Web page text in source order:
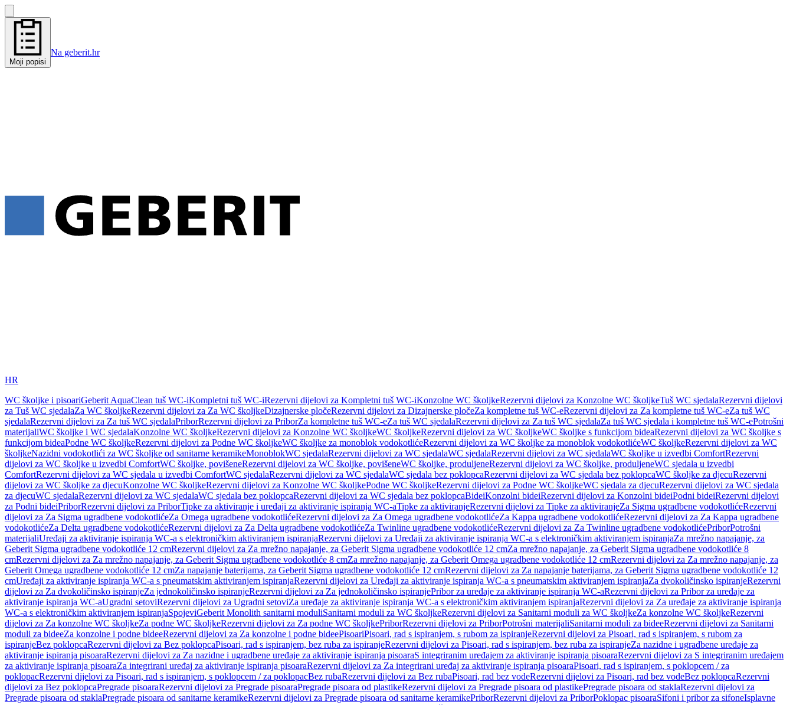
Moji popisi
Na geberit.hr
HR
WC školjke i pisoariGeberit AquaClean tuš WC-iKompletni tuš WC-iRezervni dijelovi za Kompletni tuš WC-iKonzolne WC školjkeRezervni dijelovi za Konzolne WC školjkeTuš WC sjedalaRezervni dijelovi
za Tuš WC sjedalaZa WC školjkeRezervni dijelovi za Za WC školjkeDizajnerske pločeRezervni dijelovi za Dizajnerske pločeZa kompletne tuš WC-eRezervni dijelovi za Za kompletne tuš WC-eZa tuš WC
sjedalaRezervni dijelovi za Za tuš WC sjedalaPriborRezervni dijelovi za PriborZa kompletne tuš WC-eZa tuš WC sjedalaRezervni dijelovi za Za tuš WC sjedalaZa tuš WC sjedala i kompletne tuš WC-ePotrošni
materijaliWC školjke i WC sjedalaKonzolne WC školjkeRezervni dijelovi za Konzolne WC školjkeWC školjkeRezervni dijelovi za WC školjkeWC školjke s funkcijom bideaRezervni dijelovi za WC školjke s
funkcijom bideaPodne WC školjkeRezervni dijelovi za Podne WC školjkeWC školjke za monoblok vodokotlićeRezervni dijelovi za WC školjke za monoblok vodokotlićeWC školjkeRezervni dijelovi za WC
školjkeNazidni vodokotlići za WC školjke od sanitarne keramikeMonoblokWC sjedalaRezervni dijelovi za WC sjedalaWC sjedalaRezervni dijelovi za WC sjedalaWC školjke u izvedbi ComfortRezervni
dijelovi za WC školjke u izvedbi ComfortWC školjke, povišeneRezervni dijelovi za WC školjke, povišeneWC školjke, produljeneRezervni dijelovi za WC školjke, produljeneWC sjedala u izvedbi
ComfortRezervni dijelovi za WC sjedala u izvedbi ComfortWC sjedalaRezervni dijelovi za WC sjedalaWC sjedala bez poklopcaRezervni dijelovi za WC sjedala bez poklopcaWC školjke za djecuRezervni
dijelovi za WC školjke za djecuKonzolne WC školjkeRezervni dijelovi za Konzolne WC školjkePodne WC školjkeRezervni dijelovi za Podne WC školjkeWC sjedala za djecuRezervni dijelovi za WC sjedala
za djecuWC sjedalaRezervni dijelovi za WC sjedalaWC sjedala bez poklopcaRezervni dijelovi za WC sjedala bez poklopcaBideiKonzolni bideiRezervni dijelovi za Konzolni bideiPodni bideiRezervni dijelovi
za Podni bideiPriborRezervni dijelovi za PriborTipke za aktiviranje i uređaji za aktiviranje ispiranja WC-aTipke za aktiviranjeRezervni dijelovi za Tipke za aktiviranjeZa Sigma ugradbene vodokotlićeRezervni
dijelovi za Za Sigma ugradbene vodokotlićeZa Omega ugradbene vodokotlićeRezervni dijelovi za Za Omega ugradbene vodokotlićeZa Kappa ugradbene vodokotlićeRezervni dijelovi za Za Kappa ugradbene
vodokotlićeZa Delta ugradbene vodokotlićeRezervni dijelovi za Za Delta ugradbene vodokotlićeZa Twinline ugradbene vodokotlićeRezervni dijelovi za Za Twinline ugradbene vodokotlićePriborPotrošni
materijaliUređaji za aktiviranje ispiranja WC-a s elektroničkim aktiviranjem ispiranjaRezervni dijelovi za Uređaji za aktiviranje ispiranja WC-a s elektroničkim aktiviranjem ispiranjaZa mrežno napajanje, za
Geberit Sigma ugradbene vodokotliće 12 cmRezervni dijelovi za Za mrežno napajanje, za Geberit Sigma ugradbene vodokotliće 12 cmZa mrežno napajanje, za Geberit Sigma ugradbene vodokotliće 8
cmRezervni dijelovi za Za mrežno napajanje, za Geberit Sigma ugradbene vodokotliće 8 cmZa mrežno napajanje, za Geberit Omega ugradbene vodokotliće 12 cmRezervni dijelovi za Za mrežno napajanje, za
Geberit Omega ugradbene vodokotliće 12 cmZa napajanje baterijama, za Geberit Sigma ugradbene vodokotliće 12 cmRezervni dijelovi za Za napajanje baterijama, za Geberit Sigma ugradbene vodokotliće 12
cmUređaji za aktiviranje ispiranja WC-a s pneumatskim aktiviranjem ispiranjaRezervni dijelovi za Uređaji za aktiviranje ispiranja WC-a s pneumatskim aktiviranjem ispiranjaZa dvokoličinsko ispiranjeRezervni
dijelovi za Za dvokoličinsko ispiranjeZa jednokoličinsko ispiranjeRezervni dijelovi za Za jednokoličinsko ispiranjePribor za uređaje za aktiviranje ispiranja WC-aRezervni dijelovi za Pribor za uređaje za
aktiviranje ispiranja WC-aUgradni setoviRezervni dijelovi za Ugradni setoviZa uređaje za aktiviranje ispiranja WC-a s elektroničkim aktiviranjem ispiranjaRezervni dijelovi za Za uređaje za aktiviranje ispiranja
WC-a s elektroničkim aktiviranjem ispiranjaSpojeviGeberit Monolith sanitarni moduliSanitarni moduli za WC školjkeRezervni dijelovi za Sanitarni moduli za WC školjkeZa konzolne WC školjkeRezervni
dijelovi za Za konzolne WC školjkeZa podne WC školjkeRezervni dijelovi za Za podne WC školjkePriborRezervni dijelovi za PriborPotrošni materijaliSanitarni moduli za bideeRezervni dijelovi za Sanitarni
moduli za bideeZa konzolne i podne bideeRezervni dijelovi za Za konzolne i podne bideePisoariPisoari, rad s ispiranjem, s rubom za ispiranjeRezervni dijelovi za Pisoari, rad s ispiranjem, s rubom za
ispiranjeBez poklopcaRezervni dijelovi za Bez poklopcaPisoari, rad s ispiranjem, bez ruba za ispiranjeRezervni dijelovi za Pisoari, rad s ispiranjem, bez ruba za ispiranjeZa nazidne i ugradbene uređaje za
aktiviranje ispiranja pisoaraRezervni dijelovi za Za nazidne i ugradbene uređaje za aktiviranje ispiranja pisoaraS integriranim uređajem za aktiviranje ispiranja pisoaraRezervni dijelovi za S integriranim uređajem
za aktiviranje ispiranja pisoaraZa integrirani uređaj za aktiviranje ispiranja pisoaraRezervni dijelovi za Za integrirani uređaj za aktiviranje ispiranja pisoaraPisoari, rad s ispiranjem, s poklopcem / za
poklopacRezervni dijelovi za Pisoari, rad s ispiranjem, s poklopcem / za poklopacBez rubaRezervni dijelovi za Bez rubaPisoari, rad bez vodeRezervni dijelovi za Pisoari, rad bez vodeBez poklopcaRezervni
dijelovi za Bez poklopcaPregrade pisoaraRezervni dijelovi za Pregrade pisoaraPregrade pisoara od plastikeRezervni dijelovi za Pregrade pisoara od plastikePregrade pisoara od staklaRezervni dijelovi za
Pregrade pisoara od staklaPregrade pisoara od sanitarne keramikeRezervni dijelovi za Pregrade pisoara od sanitarne keramikePriborRezervni dijelovi za PriborPoklopac pisoaraSifoni i pribor za sifoneIsplavne